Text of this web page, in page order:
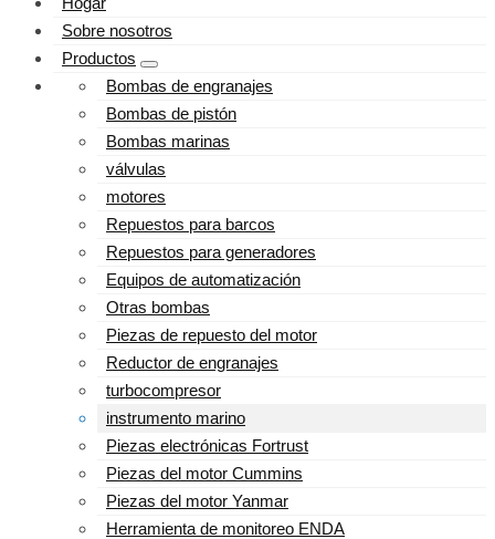
Sobre nosotros
Productos
Bombas de engranajes
Bombas de pistón
Bombas marinas
válvulas
motores
Repuestos para barcos
Repuestos para generadores
Equipos de automatización
Otras bombas
Piezas de repuesto del motor
Reductor de engranajes
turbocompresor
instrumento marino
Piezas electrónicas Fortrust
Piezas del motor Cummins
Piezas del motor Yanmar
Herramienta de monitoreo ENDA